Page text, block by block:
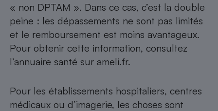
« non DPTAM ». Dans ce cas, c’est la double
peine : les dépassements ne sont pas limités
et le remboursement est moins avantageux.
Pour obtenir cette information, consultez
l’annuaire santé sur ameli.fr.
Pour les établissements hospitaliers, centres
médicaux ou d’imagerie, les choses sont